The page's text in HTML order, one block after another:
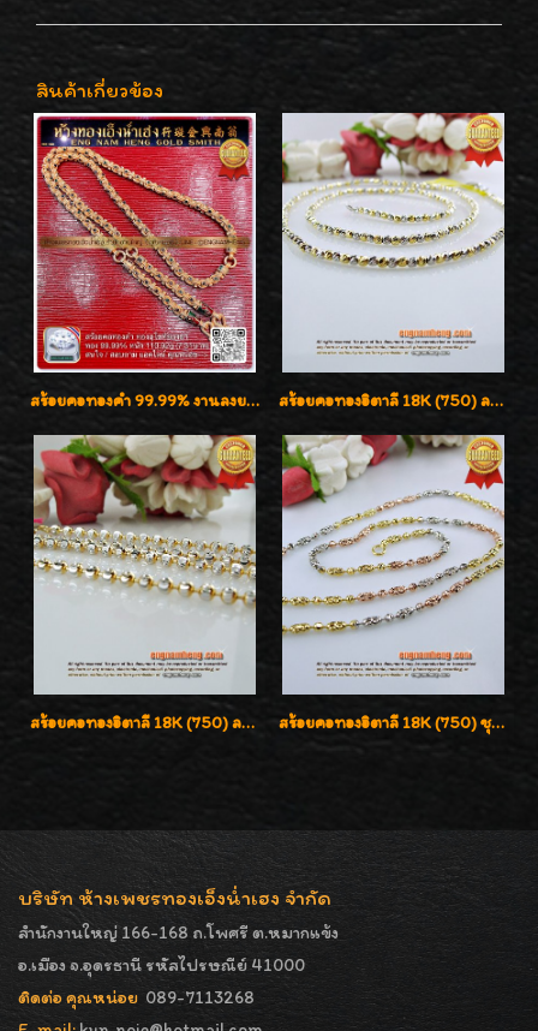
สินค้าเกี่ยวข้อง
สร้อยคอทองคำ 99.99% งานลงยาสุโขทัยแท้ งานช่างทองโบราณ หรูหรา น่าสะสมค่ะ สร้อยคอทองอิตาลี 18K (750) ลายสวยตัดเหลี่ยมคมชัด ใส่สวยน่ารักค่ะ
สร้อยคอทองอิตาลี 18K (750) ลายยินตันแกะมูนคัดสวย ลายนี้เงามากๆค่ะ ใส่ทนแข็งแรง สร้อยคอทองอิตาลี 18K (750) ชุบ 3 สี แกะลายสวยรุ่นใหม่ ลายละเอียดเงาวิบวับค่ะ
บริษัท ห้างเพชรทองเอ็งน่ำเฮง จำกัด
สำนักงานใหญ่ 166-168 ถ.โพศรี ต.หมากแข้ง
อ.เมือง จ.อุดรธานี รหัสไปรษณีย์ 41000
ติดต่อ คุณหน่อย 089-7113268